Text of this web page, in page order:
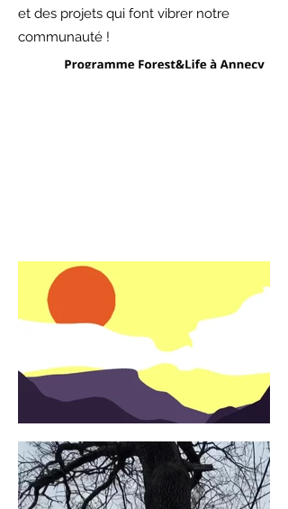
et des projets qui font vibrer notre
communauté !